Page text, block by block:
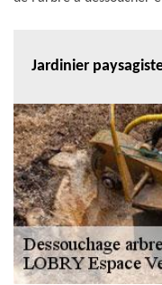
Jardinier